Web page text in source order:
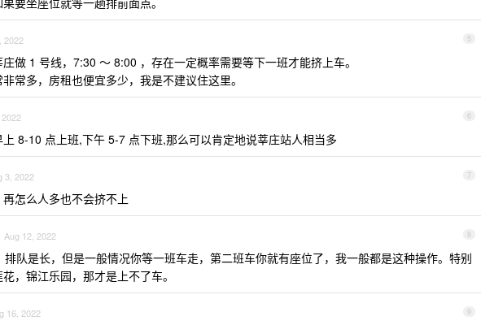
5
2022
庄做 1 号线，7:30 ～ 8:00 ，存在一定概率需要等下一班才能挤上车。
常多，房租也便宜多少，我是不建议住这里。
6
8-10 点上班,下午 5-7 点下班,那么可以肯定地说莘庄站人相当多
7
3, 2022
怎么人多也不会挤不上
8
Aug 12, 2022
队是长，但是一般情况你等一班车走，第二班车你就有座位了，我一般都是这种操作。特别
，锦江乐园，那才是上不了车。
9
16, 2022